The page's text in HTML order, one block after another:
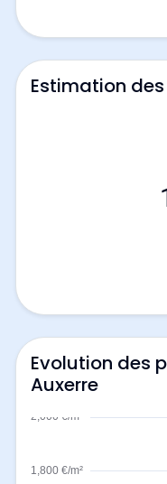
Estimation
Evolution des
Auxerre